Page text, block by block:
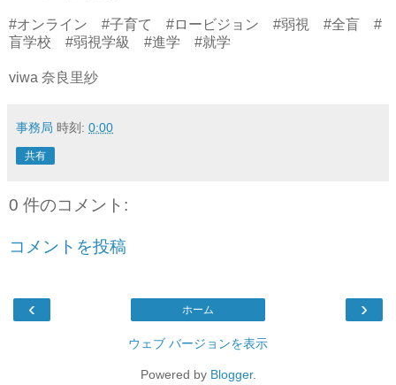
#オンライン #子育て #ロービジョン #弱視 #全盲 #
盲学校 #弱視学級 #進学 #就学
viwa 奈良里紗
事務局 時刻: 0:00
共有
0 件のコメント:
コメントを投稿
‹ ›
ホーム
ウェブ バージョンを表示
Powered by Blogger.